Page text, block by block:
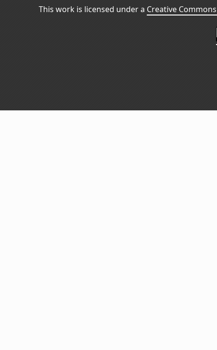
This work is licensed under a Creative